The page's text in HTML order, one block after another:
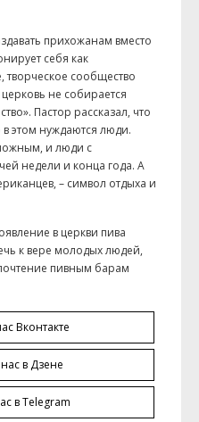
прихожанам вместо
себя как
творческое сообщество
не собирается
Пастор рассказал, что
в этом нуждаются люди.
и люди с
недели и конца года. А
– символ отдыха и
в церкви пива
к вере молодых людей,
пивным барам
Вконтакте
в Дзене
в Telegram